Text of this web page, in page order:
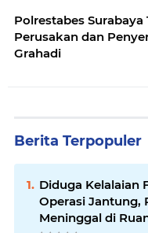
Polrestabes
Perusakan dan
Grahadi
Berita Terpopuler
Diduga Kelalaian
Operasi Jantung,
Meninggal di